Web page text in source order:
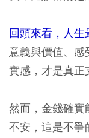
回頭來看，人生
意義與價值、感
實感，才是真正
然而，金錢確實
不安，這是不爭